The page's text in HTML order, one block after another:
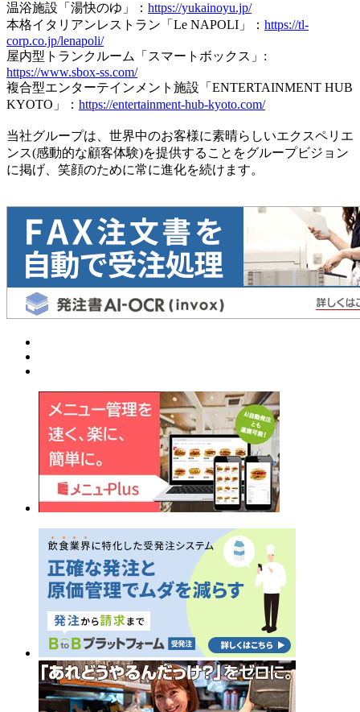
温浴施設「湯快のゆ」： https://yukainoyu.jp/
本格イタリアンレストラン「Le NAPOLI」： https://tl-
corp.co.jp/lenapoli/
屋内型トランクルーム「スマートボックス」:
https://www.sbox-ss.com/
複合型エンターテインメント施設「ENTERTAINMENT HUB
KYOTO」： https://entertainment-hub-kyoto.com/
当社グループは、世界中のお客様に素晴らしいエクスペリエ
ンス(感動的な顧客体験)を提供することをグループビジョン
に掲げ、笑顔のために常に進化を続けます。